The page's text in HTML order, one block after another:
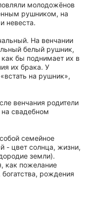
молодожёнов
рушником, на
невеста.
На венчании
белый рушник,
бы поднимает их в
их брака. У
на рушник»,
венчания родители
свадебном
семейное
- цвет солнца, жизни,
земли).
как пожелание
рождения